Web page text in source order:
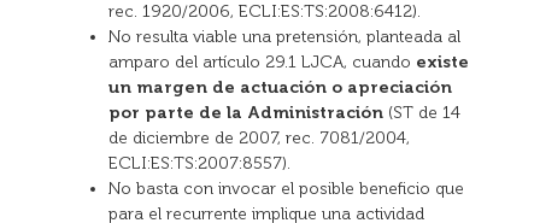
rec. 1920/2006, ECLI:ES:TS:2008:6412).
No resulta viable una pretensión, planteada al
amparo del artículo 29.1 LJCA, cuando existe
un margen de actuación o apreciación
por parte de la Administración (ST de 14
de diciembre de 2007, rec. 7081/2004,
ECLI:ES:TS:2007:8557).
No basta con invocar el posible beneficio que
para el recurrente implique una actividad